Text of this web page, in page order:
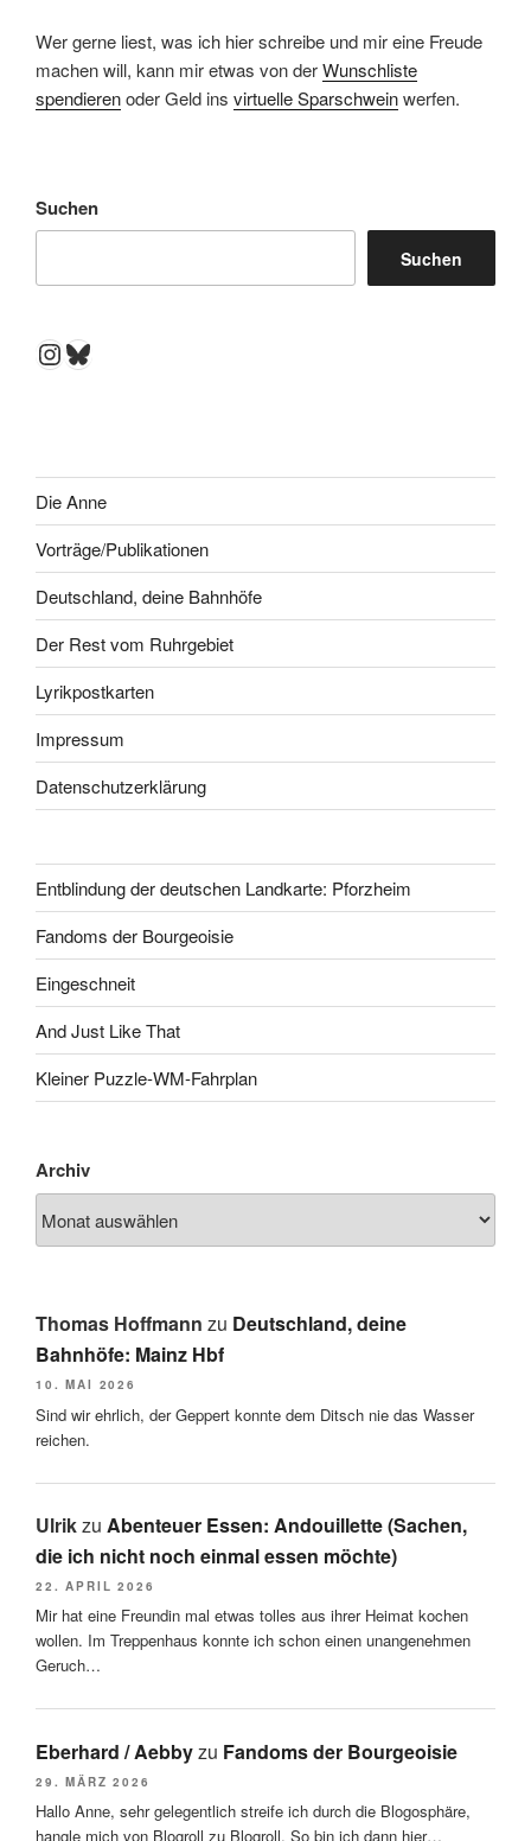
Wer gerne liest, was ich hier schreibe und mir eine Freude
machen will, kann mir etwas von derWunschliste
spendierenoder Geld ins virtuelle Sparschweinwerfen.
Suchen
Suchen
Instagram
Bluesky
Die Anne
Vorträge/Publikationen
Deutschland, deine Bahnhöfe
Der Rest vom Ruhrgebiet
Lyrikpostkarten
Impressum
Datenschutzerklärung
Entblindung der deutschen Landkarte: Pforzheim
Fandoms der Bourgeoisie
Eingeschneit
And Just Like That
Kleiner Puzzle-WM-Fahrplan
Archiv
Thomas Hoffmann zu Deutschland, deine
Bahnhöfe: Mainz Hbf
10. MAI 2026
Sind wir ehrlich, der Geppert konnte dem Ditsch nie das Wasser
reichen.
Ulrikzu Abenteuer Essen: Andouillette (Sachen,
die ich nicht noch einmal essen möchte)
22. APRIL 2026
Mir hat eine Freundin mal etwas tolles aus ihrer Heimat kochen
wollen. Im Treppenhaus konnte ich schon einen unangenehmen
Geruch…
Eberhard / Aebbyzu Fandoms der Bourgeoisie
29. MÄRZ 2026
Hallo Anne, sehr gelegentlich streife ich durch die Blogosphäre,
hangle mich von Blogroll zu Blogroll. So bin ich dann hier…